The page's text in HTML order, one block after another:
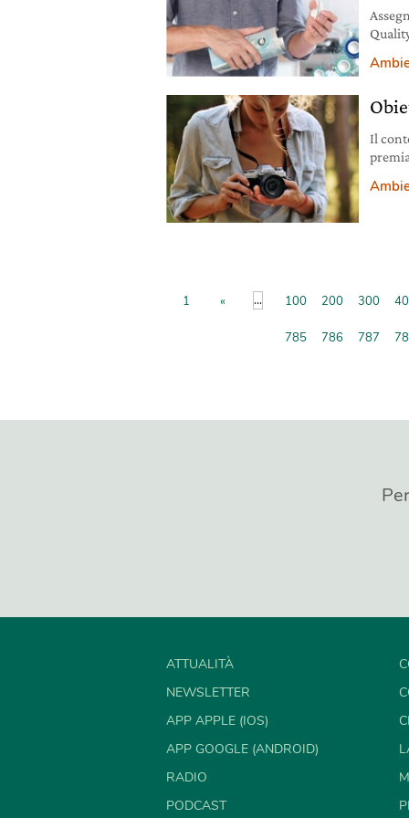
Ipack-
Il
è
1 « ... 100 200 300
785 786 787
ATTUALITÀ
NEWSLETTER
APP APPLE (IOS)
APP GOOGLE (ANDROID)
RADIO
PODCAST